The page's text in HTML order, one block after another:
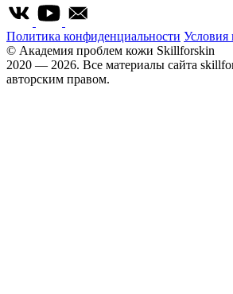
Политика конфиденциальности Условия
© Академия проблем кожи Skillforskin
2020 — 2026. Все материалы сайта
авторским правом.